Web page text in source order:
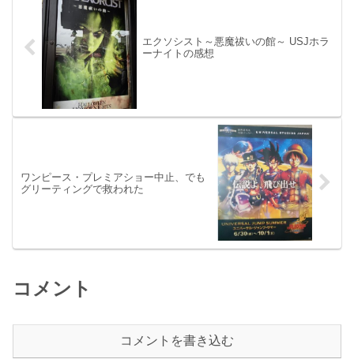
エクソシスト～悪魔祓いの館～ USJホラ
ーナイトの感想
ワンピース・プレミアショー中止、でも
グリーティングで救われた
コメント
コメントを書き込む